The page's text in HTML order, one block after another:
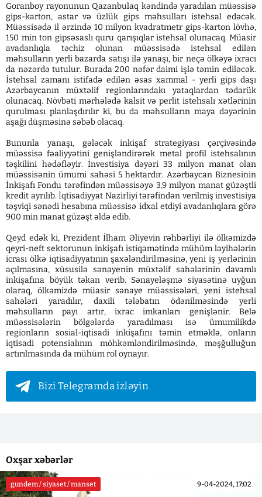
Goranboy rayonunun Qazanbulaq kəndində yaradılan müəssisə
gips-karton, astar və üzlük gips məhsulları istehsal edəcək.
Müəssisədə il ərzində 10 milyon kvadratmetr gips-karton lövhə,
150 min ton gipsəsaslı quru qarışıqlar istehsal olunacaq. Müasir
avadanlıqla təchiz olunan müəssisədə istehsal edilən
məhsulların yerli bazarda satışı ilə yanaşı, bir neçə ölkəyə ixracı
da nəzərdə tutulur. Burada 200 nəfər daimi işlə təmin ediləcək.
İstehsal zamanı istifadə edilən əsas xammal - yerli gips daşı
Azərbaycanın müxtəlif regionlarındakı yataqlardan tədarük
olunacaq. Növbəti mərhələdə kalsit və perlit istehsalı xətlərinin
qurulması planlaşdırılır ki, bu da məhsulların maya dəyərinin
aşağı düşməsinə səbəb olacaq.
Bununla yanaşı, gələcək inkişaf strategiyası çərçivəsində
müəssisə fəaliyyətini genişləndirərək metal profil istehsalının
təşkilini hədəfləyir. İnvestisiya dəyəri 33 milyon manat olan
müəssisənin ümumi sahəsi 5 hektardır. Azərbaycan Biznesinin
İnkişafı Fondu tərəfindən müəssisəyə 3,9 milyon manat güzəştli
kredit ayrılıb. İqtisadiyyat Nazirliyi tərəfindən verilmiş investisiya
təşviqi sənədi hesabına müəssisə idxal etdiyi avadanlıqlara görə
900 min manat güzəşt əldə edib.
Qeyd edək ki, Prezident İlham Əliyevin rəhbərliyi ilə ölkəmizdə
qeyri-neft sektorunun inkişafı istiqamətində mühüm layihələrin
icrası ölkə iqtisadiyyatının şaxələndirilməsinə, yeni iş yerlərinin
açılmasına, xüsusilə sənayenin müxtəlif sahələrinin davamlı
inkişafına böyük təkan verib. Sənayeləşmə siyasətinə uyğun
olaraq, ölkəmizdə müasir sənaye müəssisələri, yeni istehsal
sahələri yaradılır, daxili tələbatın ödənilməsində yerli
məhsulların payı artır, ixrac imkanları genişlənir. Belə
müəssisələrin bölgələrdə yaradılması isə ümumilikdə
regionların sosial-iqtisadi inkişafını təmin etməklə, onların
iqtisadi potensialının möhkəmləndirilməsində, məşğulluğun
artırılmasında da mühüm rol oynayır.
Bizi Telegramda izləyin
Oxşar xəbərlər
gundem / siyaset / manset 9-04-2024, 17:02